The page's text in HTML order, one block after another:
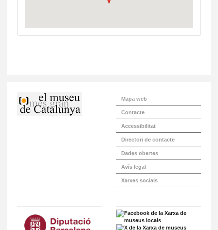
Mapa web
Contacte
Accessibilitat
Directori de contacte
Dades obertes
Avís legal
Xarxes socials